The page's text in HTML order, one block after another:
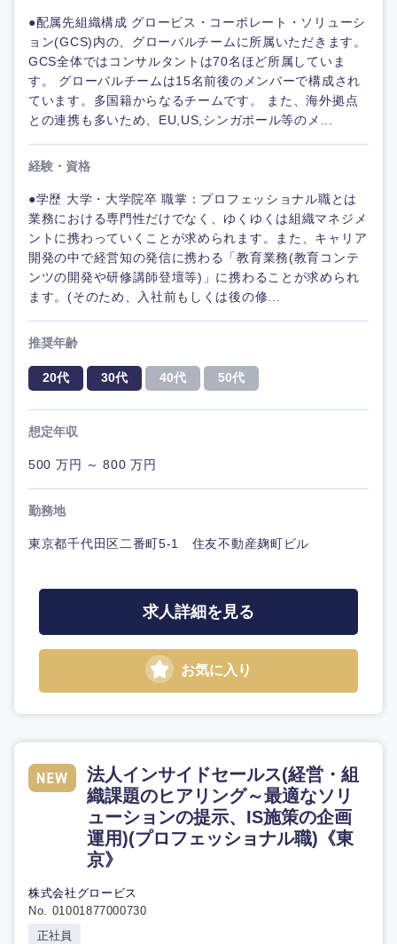
●配属先組織構成 グロービス・コーポレート・ソリューシ
ョン(GCS)内の、グローバルチームに所属いただきます。
GCS全体ではコンサルタントは70名ほど所属していま
す。 グローバルチームは15名前後のメンバーで構成され
ています。多国籍からなるチームです。 また、海外拠点
との連携も多いため、EU,US,シンガポール等のメ...
経験・資格
●学歴 大学・大学院卒 職掌：プロフェッショナル職とは
業務における専門性だけでなく、ゆくゆくは組織マネジメ
ントに携わっていくことが求められます。また、キャリア
開発の中で経営知の発信に携わる「教育業務(教育コンテ
ンツの開発や研修講師登壇等)」に携わることが求められ
ます。(そのため、入社前もしくは後の修...
推奨年齢
20代 30代 40代 50代
想定年収
500 万円 ～ 800 万円
勤務地
東京都千代田区二番町5-1 住友不動産麹町ビル
求人詳細を見る
お気に入り
法人インサイドセールス(経営・組
織課題のヒアリング～最適なソリ
ューションの提示、IS施策の企画
運用)(プロフェッショナル職)《東
京》
株式会社グロービス
No. 01001877000730
正社員